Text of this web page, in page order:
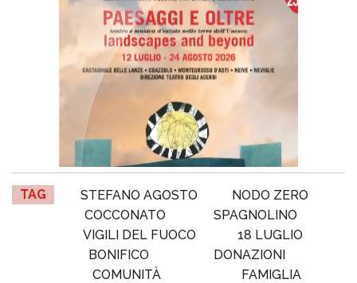
TAG STEFANO AGOSTO
NODO ZERO
COCCONATO
SPAGNOLINO
VIGILI DEL FUOCO
18 LUGLIO
BONIFICO
DONAZIONI
COMUNITÀ
FAMIGLIA